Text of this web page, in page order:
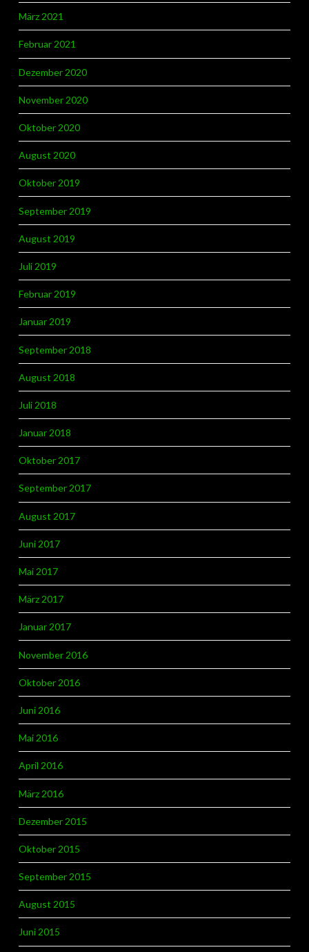
März 2021
Februar 2021
Dezember 2020
November 2020
Oktober 2020
August 2020
Oktober 2019
September 2019
August 2019
Juli 2019
Februar 2019
Januar 2019
September 2018
August 2018
Juli 2018
Januar 2018
Oktober 2017
September 2017
August 2017
Juni 2017
Mai 2017
März 2017
Januar 2017
November 2016
Oktober 2016
Juni 2016
Mai 2016
April 2016
März 2016
Dezember 2015
Oktober 2015
September 2015
August 2015
Juni 2015